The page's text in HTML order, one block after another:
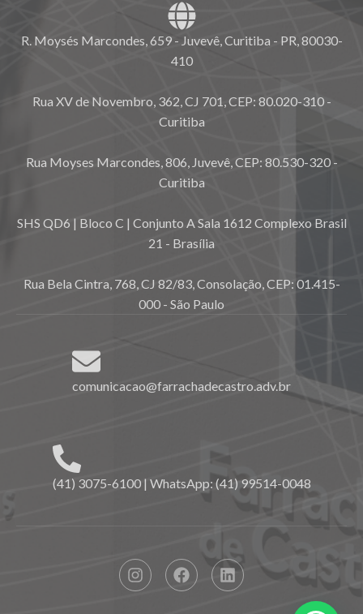
R. Moysés Marcondes, 659 - Juvevê, Curitiba - PR, 80030-
410
Rua XV de Novembro, 362, CJ 701, CEP: 80.020-310 -
Curitiba
Rua Moyses Marcondes, 806, Juvevê, CEP: 80.530-320 -
Curitiba
SHS QD6 | Bloco C | Conjunto A Sala 1612 Complexo Brasil
21 - Brasília
Rua Bela Cintra, 768, CJ 82/83, Consolação, CEP: 01.415-
000 - São Paulo
comunicacao@farrachadecastro.adv.br
(41) 3075-6100 | WhatsApp: (41) 99514-0048